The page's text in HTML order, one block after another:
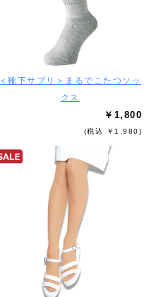
＜靴下サプリ＞まるでこたつソッ
クス
￥1,800
(税込 ￥1,980)